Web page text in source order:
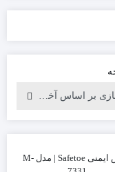
کفش ایمنی Safetoe | مدل M-